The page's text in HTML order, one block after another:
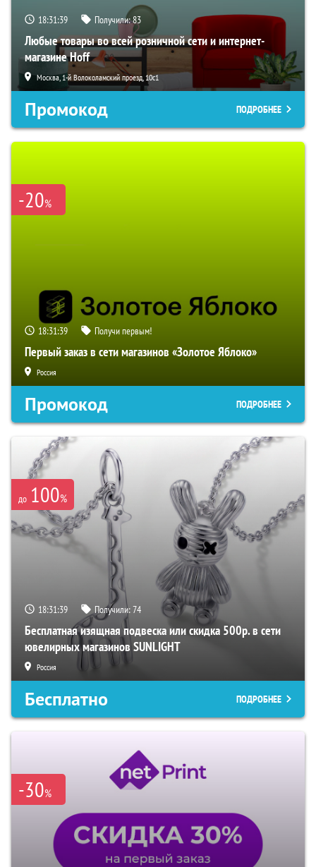
18:31:38 Получили:83
Любые товары во всей розничной сети и интернет-
магазине Hoff
Москва, 1-й Волоколамский проезд, 10с1
Промокод ПОДРОБНЕЕ
-20%
18:31:38 Получи первым!
Первый заказ в сети магазинов «Золотое Яблоко»
Россия
Промокод ПОДРОБНЕЕ
до 100%
18:31:38 Получили:74
Бесплатная изящная подвеска или скидка 500р. в сети
ювелирных магазинов SUNLIGHT
Россия
Бесплатно ПОДРОБНЕЕ
-30%